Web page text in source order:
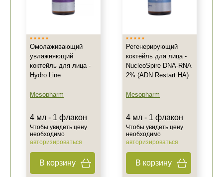
Омолаживающий
увлажняющий
коктейль для лица -
Hydro Line
Mesopharm
4 мл - 1 флакон
Чтобы увидеть цену
необходимо
авторизироваться
В корзину
Регенерирующий
коктейль для лица -
NucleoSpire DNA-RNA
2% (ADN Restart HA)
Mesopharm
4 мл - 1 флакон
Чтобы увидеть цену
необходимо
авторизироваться
В корзину